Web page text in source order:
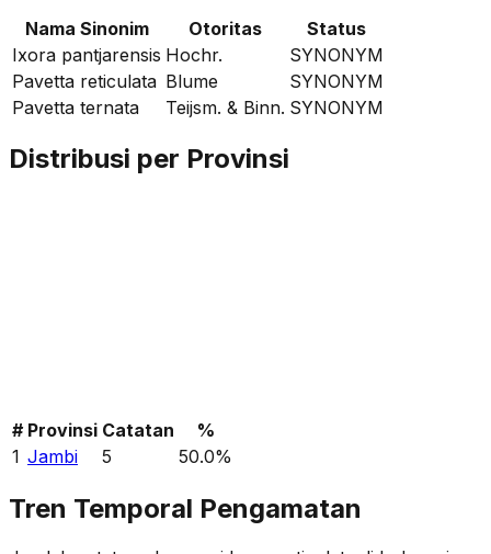
Nama Sinonim
Otoritas
Status
Ixora pantjarensis Hochr.
SYNONYM
Pavetta reticulata Blume
SYNONYM
Pavetta ternata
Teijsm. & Binn. SYNONYM
Distribusi per Provinsi
# Provinsi Catatan
%
1 Jambi 5 50.0%
Tren Temporal Pengamatan